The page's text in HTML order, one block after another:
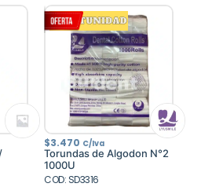
$3.470 C/Iva
Torundas de Algodon N°2
1000U
COD: SD3316